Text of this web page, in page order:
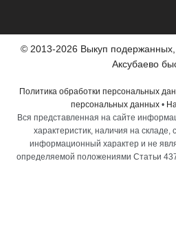
© 2013-2026 Выкуп подержанных,
Аксубаево
Политика обработки персональных
персональных данных •
Вся представленная на сайте
характеристик, наличия на складе,
информационный характер и не
определяемой положениями Статьи